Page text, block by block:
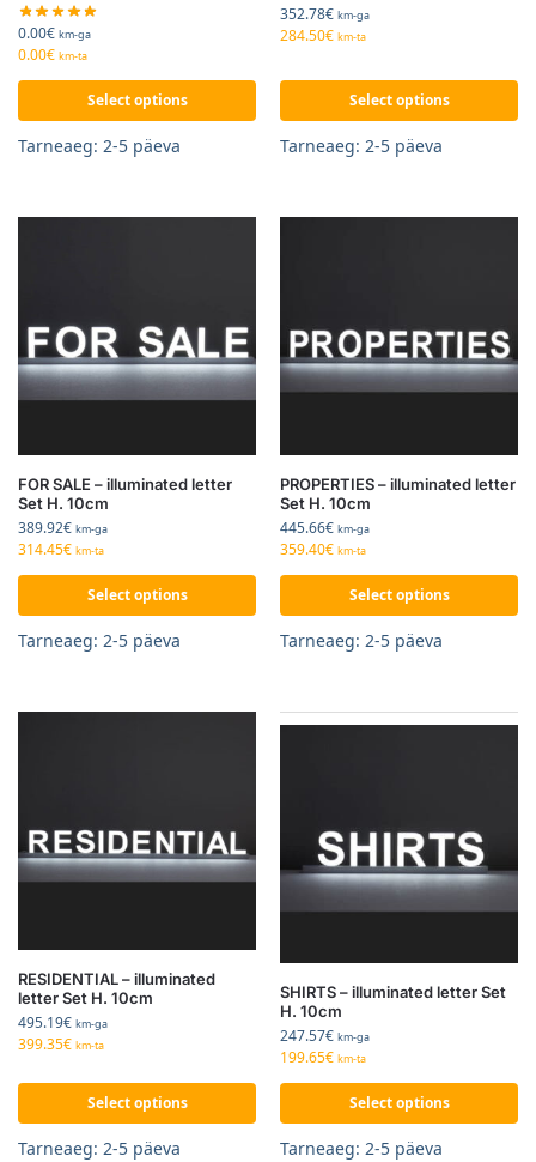
0.00€ km-ga
0.00€ km-ta
Select options
Tarneaeg: 2-5 päeva
352.78€ km-ga
284.50€ km-ta
Select options
Tarneaeg: 2-5 päeva
FOR SALE – illuminated letter
Set H. 10cm
389.92€ km-ga
314.45€ km-ta
Select options
Tarneaeg: 2-5 päeva
PROPERTIES – illuminated letter
Set H. 10cm
445.66€ km-ga
359.40€ km-ta
Select options
Tarneaeg: 2-5 päeva
RESIDENTIAL – illuminated
letter Set H. 10cm
495.19€ km-ga
399.35€ km-ta
Select options
Tarneaeg: 2-5 päeva
SHIRTS – illuminated letter Set
H. 10cm
247.57€ km-ga
199.65€ km-ta
Select options
Tarneaeg: 2-5 päeva